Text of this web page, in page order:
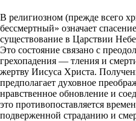
В религиозном (прежде всего
бессмертный» означает
существование в Царствии
Это состояние связано с
грехопадения — тления и
жертву Иисуса Христа.
предполагает духовное
нравственное обновление и
это противопоставляется
подверженной страданию и